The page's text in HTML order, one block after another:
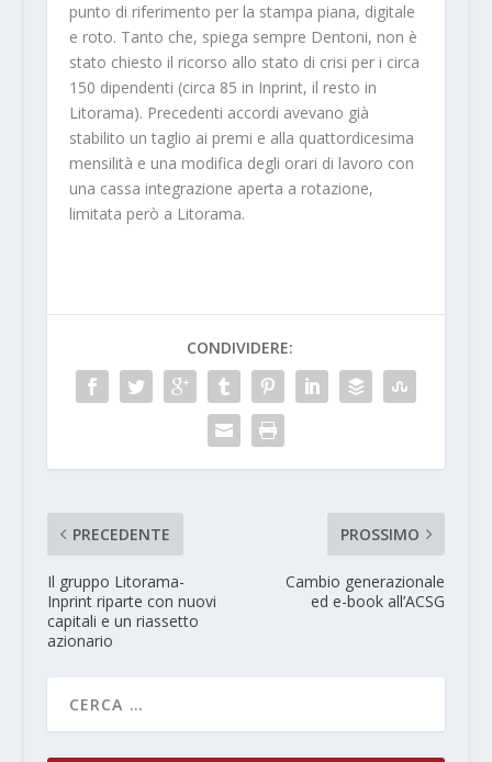
punto di riferimento per la stampa piana, digitale
e roto. Tanto che, spiega sempre Dentoni, non è
stato chiesto il ricorso allo stato di crisi per i circa
150 dipendenti (circa 85 in Inprint, il resto in
Litorama). Precedenti accordi avevano già
stabilito un taglio ai premi e alla quattordicesima
mensilità e una modifica degli orari di lavoro con
una cassa integrazione aperta a rotazione,
limitata però a Litorama.
CONDIVIDERE:
PRECEDENTE
Il gruppo Litorama-
Inprint riparte con nuovi
capitali e un riassetto
azionario
PROSSIMO
Cambio generazionale
ed e-book all’ACSG